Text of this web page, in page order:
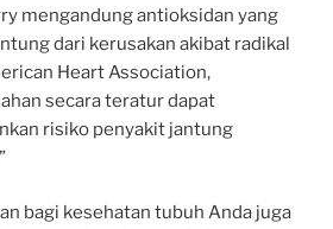
mengandung antioksidan yang
dari kerusakan akibat radikal
Heart Association,
secara teratur dapat
risiko penyakit jantung
bagi kesehatan tubuh Anda juga